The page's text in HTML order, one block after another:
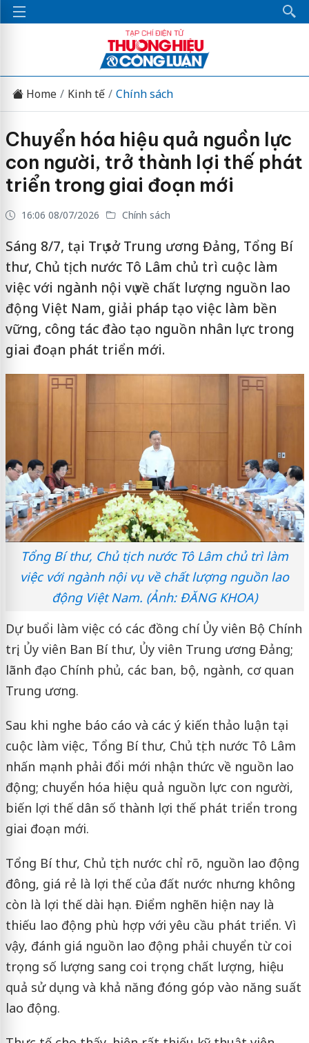
Home Kinh tế Chính sách
Chuyển hóa hiệu quả nguồn lực
con người, trở thành lợi thế phát
triển trong giai đoạn mới
16:06 08/07/2026 Chính sách
Sáng 8/7, tại Trụ sở Trung ương Đảng, Tổng Bí
thư, Chủ tịch nước Tô Lâm chủ trì cuộc làm
việc với ngành nội vụ về chất lượng nguồn lao
động Việt Nam, giải pháp tạo việc làm bền
vững, công tác đào tạo nguồn nhân lực trong
giai đoạn phát triển mới.
Tổng Bí thư, Chủ tịch nước Tô Lâm chủ trì làm
việc với ngành nội vụ về chất lượng nguồn lao
động Việt Nam. (Ảnh: ĐĂNG KHOA)
Dự buổi làm việc có các đồng chí Ủy viên Bộ Chính
trị, Ủy viên Ban Bí thư, Ủy viên Trung ương Đảng;
lãnh đạo Chính phủ, các ban, bộ, ngành, cơ quan
Trung ương.
Sau khi nghe báo cáo và các ý kiến thảo luận tại
cuộc làm việc, Tổng Bí thư, Chủ tịch nước Tô Lâm
nhấn mạnh phải đổi mới nhận thức về nguồn lao
động; chuyển hóa hiệu quả nguồn lực con người,
biến lợi thế dân số thành lợi thế phát triển trong
giai đoạn mới.
Tổng Bí thư, Chủ tịch nước chỉ rõ, nguồn lao động
đông, giá rẻ là lợi thế của đất nước nhưng không
còn là lợi thế dài hạn. Điểm nghẽn hiện nay là
thiếu lao động phù hợp với yêu cầu phát triển. Vì
vậy, đánh giá nguồn lao động phải chuyển từ coi
trọng số lượng sang coi trọng chất lượng, hiệu
quả sử dụng và khả năng đóng góp vào năng suất
lao động.